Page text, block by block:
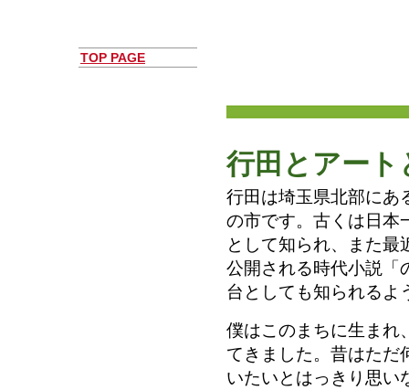
TOP PAGE
行田とアー
行田は埼玉県北部にあ
の市です。古くは日本
として知られ、また最
公開される時代小説「
台としても知られるよ
僕はこのまちに生まれ
てきました。昔はただ
いたいとはっきり思い